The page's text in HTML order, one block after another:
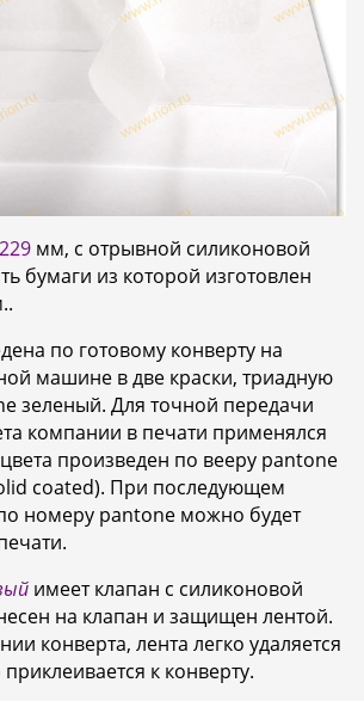
мм, с отрывной силиконовой
бумаги из которой изготовлен
по готовому конверту на
машине в две краски, триадную
зеленый. Для точной передачи
компании в печати применялся
произведен по вееру pantone
coated). При последующем
номеру pantone можно будет
имеет клапан с силиконовой
на клапан и защищен лентой.
конверта, лента легко удаляется
к конверту.